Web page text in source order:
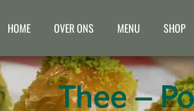
HOME OVER ONS MENU SHOP
Thee –